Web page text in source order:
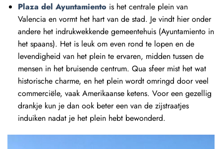
Plaza del Ayuntamiento is het centrale plein van
Valencia en vormt het hart van de stad. Je vindt hier onder
andere het indrukwekkende gemeentehuis (Ayuntamiento in
het spaans). Het is leuk om even rond te lopen en de
levendigheid van het plein te ervaren, midden tussen de
mensen in het bruisende centrum. Qua sfeer mist het wat
historische charme, en het plein wordt omringd door veel
commerciële, vaak Amerikaanse ketens. Voor een gezellig
drankje kun je dan ook beter een van de zijstraatjes
induiken nadat je het plein hebt bewonderd.